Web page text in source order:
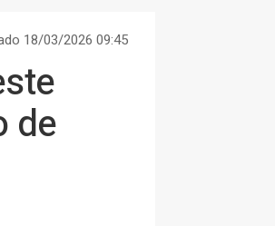
18/03/2026 09:45
de